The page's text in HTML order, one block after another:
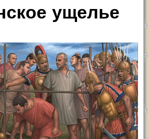
ущелье